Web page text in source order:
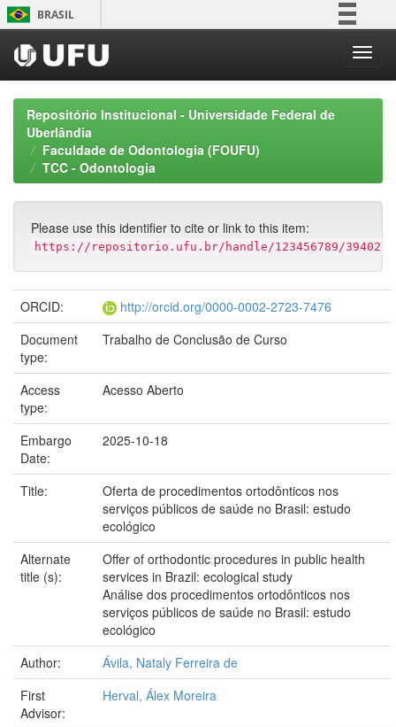
Skip
navigation
BRASIL
Participe
Acesso à informação
Legislação
Repositório Institucional - Universidade Federal de
Uberlândia
Faculdade de Odontologia (FOUFU)
TCC - Odontologia
Please use this identifier to cite or link to this item:
https://repositorio.ufu.br/handle/123456789/39402
ORCID:
http://orcid.org/0000-0002-2723-7476
Document
type:
Trabalho de Conclusão de Curso
Access
type:
Acesso Aberto
Embargo
Date:
2025-10-18
Title:
Oferta de procedimentos ortodônticos nos
serviços públicos de saúde no Brasil: estudo
ecológico
Alternate
title (s):
Offer of orthodontic procedures in public health
services in Brazil: ecological study
Análise dos procedimentos ortodônticos nos
serviços públicos de saúde no Brasil: estudo
ecológico
Author:
Ávila, Nataly Ferreira de
First
Advisor:
Herval, Álex Moreira